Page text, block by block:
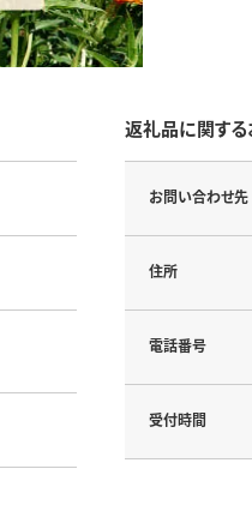
返礼品に関す
お問い合わせ先
住所
電話番号
受付時間